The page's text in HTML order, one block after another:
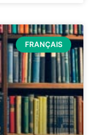
FRANÇAIS